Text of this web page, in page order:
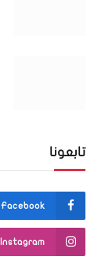
تابعونا
Facebook
Instagram